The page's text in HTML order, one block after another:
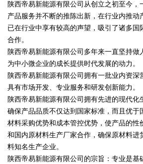
陕西帝易新能源有限公司从创立之初至今，
产品服务并不断的推陈出新，在行业内推动
已在行业中享有较高的声望，吸引了诸多国
合作。
陕西帝易新能源有限公司多年来一直坚持做
为中小微企业的成长提供时代发展的动力。
陕西帝易新能源有限公司拥有一批业内资深
具有市场开发、专业服务和研发创新能力。
陕西帝易新能源有限公司拥有先进的现代化
确保产品品质不仅达到国家标准，而且优于
材料采购优势和成本管控优势，使产品的性
和国内原材料生产厂家合作，确保原材料进
料知名生产企业。
陕西帝易新能源有限公司的宗旨：专业是基